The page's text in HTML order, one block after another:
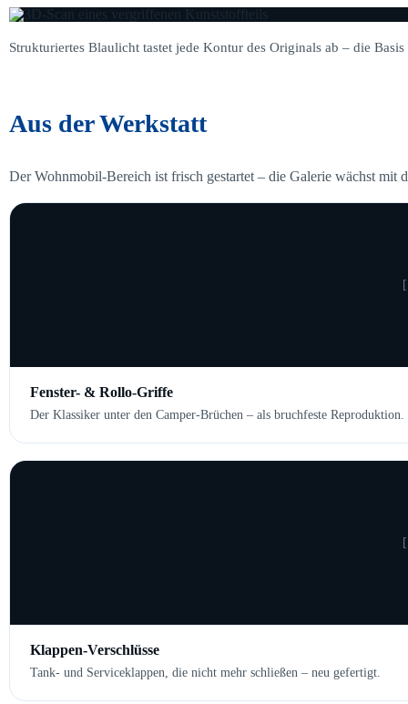
Strukturiertes Blaulicht tastet jede Kontur des Originals ab – die
Aus der Werkstatt
Der Wohnmobil-Bereich ist frisch gestartet – die Galerie wächst mit
Fenster- & Rollo-Griffe
Der Klassiker unter den Camper-Brüchen – als bruchfeste Reproduktion.
Klappen-Verschlüsse
Tank- und Serviceklappen, die nicht mehr schließen – neu gefertigt.